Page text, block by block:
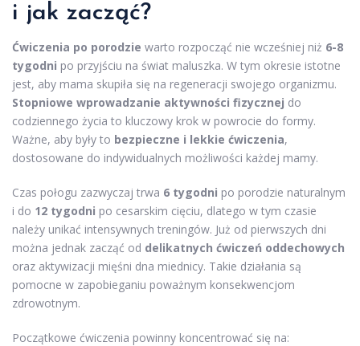
i jak zacząć?
Ćwiczenia po porodzie warto rozpocząć nie wcześniej niż 6-8
tygodni po przyjściu na świat maluszka. W tym okresie istotne
jest, aby mama skupiła się na regeneracji swojego organizmu.
Stopniowe wprowadzanie aktywności fizycznej do
codziennego życia to kluczowy krok w powrocie do formy.
Ważne, aby były to bezpieczne i lekkie ćwiczenia,
dostosowane do indywidualnych możliwości każdej mamy.
Czas połogu zazwyczaj trwa 6 tygodni po porodzie naturalnym
i do 12 tygodni po cesarskim cięciu, dlatego w tym czasie
należy unikać intensywnych treningów. Już od pierwszych dni
można jednak zacząć od delikatnych ćwiczeń oddechowych
oraz aktywizacji mięśni dna miednicy. Takie działania są
pomocne w zapobieganiu poważnym konsekwencjom
zdrowotnym.
Początkowe ćwiczenia powinny koncentrować się na: